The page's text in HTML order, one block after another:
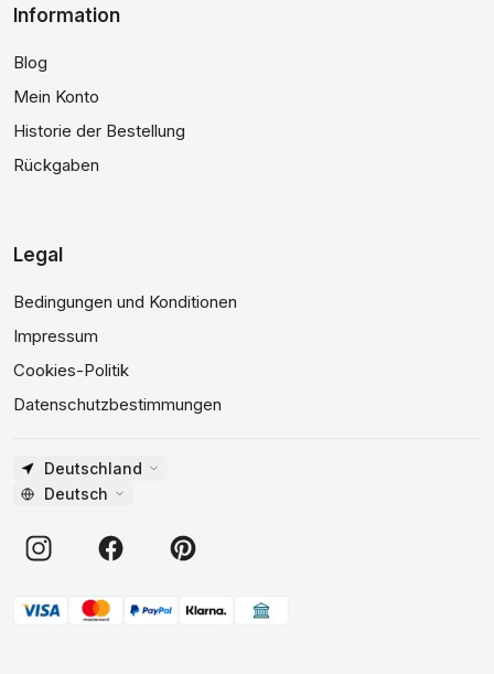
Information
Blog
Mein Konto
Historie der Bestellung
Rückgaben
Legal
Bedingungen und Konditionen
Impressum
Cookies-Politik
Datenschutzbestimmungen
Deutschland
Deutsch